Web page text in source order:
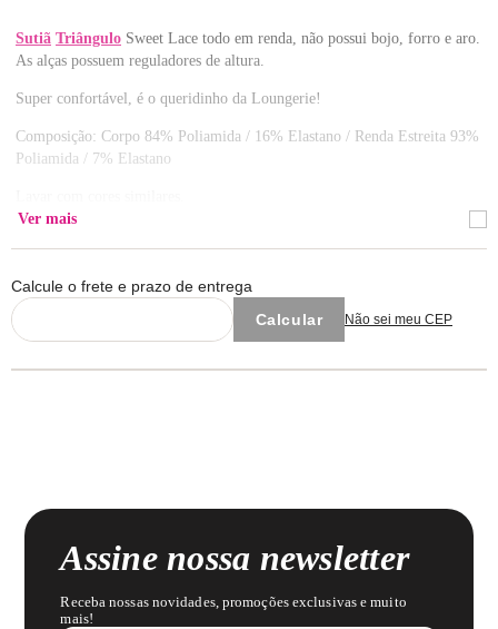
Sutiã Triângulo Sweet Lace todo em renda, não possui bojo, forro e aro.
As alças possuem reguladores de altura.
Super confortável, é o queridinho da Loungerie!
Composição: Corpo 84% Poliamida / 16% Elastano / Renda Estreita 93%
Poliamida / 7% Elastano
Ver mais
Calcule o frete e prazo de entrega
Não sei meu CEP
Assine nossa newsletter
Receba nossas novidades, promoções exclusivas e muito
mais!